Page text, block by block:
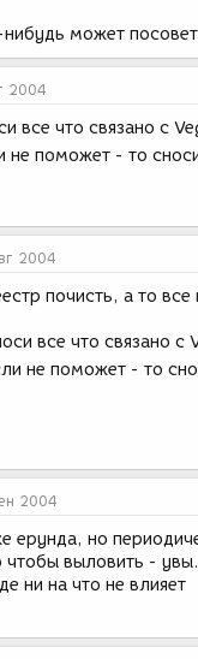
может
2004
все что связано с
не поможет - то
2004
почисть, а то
все что связано с
не поможет - то
2004
ерунда, но
чтобы выловить -
ни на что не влияет